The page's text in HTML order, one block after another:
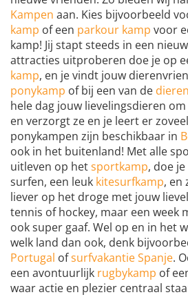
Kampen aan. Kies bijvoorbeeld
kamp of een parkour kamp voor
kamp! Jij stapt steeds in een
attracties uitproberen doe je op
kamp, en je vindt jouw
ponykamp of bij een van de
hele dag jouw lievelingsdieren
en verzorgt ze en je leert er
ponykampen zijn beschikbaar in
ook in het buitenland! Met alle
uitleven op hetsportkamp, doe
surfen, een leuk kitesurfkamp, en
liever op het droge met jouw
tennis of hockey, maar een week
ook super gaaf. Wel op en in het
welk land dan ook, denk
Portugal ofsurfvakantie Spanje.
een avontuurlijk rugbykamp of
waar actie en plezier centraal